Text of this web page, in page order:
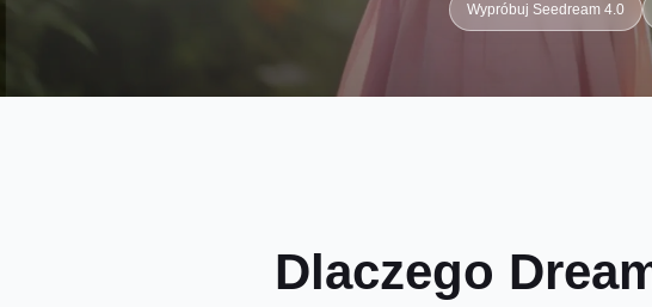
Wypróbuj Seedream 4.0
Dlaczego